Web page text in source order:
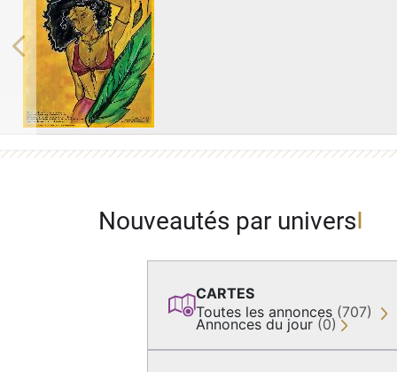
Previous
Nouveautés par univers
CARTES
Toutes les annonces (707)
Annonces du jour (0)